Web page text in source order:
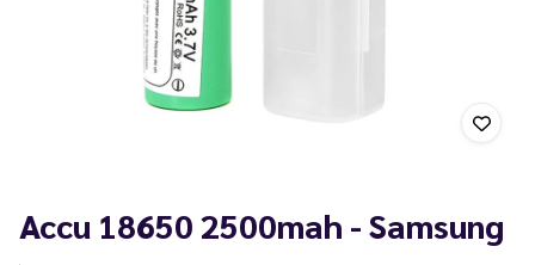
Accu 18650 2500mah - Samsung